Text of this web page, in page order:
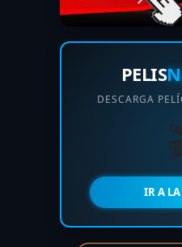
PELIS
DESCARGA
IR A